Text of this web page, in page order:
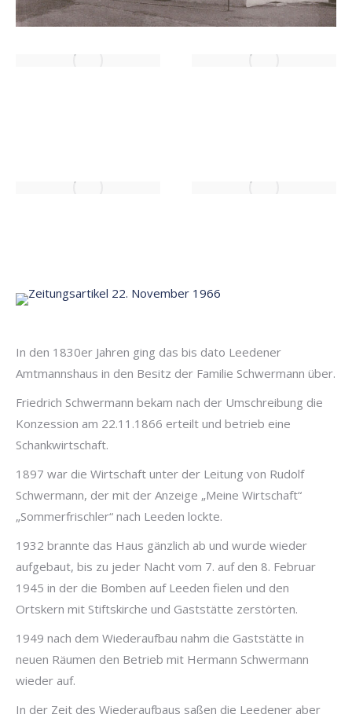
In den 1830er Jahren ging das bis dato Leedener
Amtmannshaus in den Besitz der Familie Schwermann über.
Friedrich Schwermann bekam nach der Umschreibung die
Konzession am 22.11.1866 erteilt und betrieb eine
Schankwirtschaft.
1897 war die Wirtschaft unter der Leitung von Rudolf
Schwermann, der mit der Anzeige „Meine Wirtschaft“
„Sommerfrischler“ nach Leeden lockte.
1932 brannte das Haus gänzlich ab und wurde wieder
aufgebaut, bis zu jeder Nacht vom 7. auf den 8. Februar
1945 in der die Bomben auf Leeden fielen und den
Ortskern mit Stiftskirche und Gaststätte zerstörten.
1949 nach dem Wiederaufbau nahm die Gaststätte in
neuen Räumen den Betrieb mit Hermann Schwermann
wieder auf.
In der Zeit des Wiederaufbaus saßen die Leedener aber